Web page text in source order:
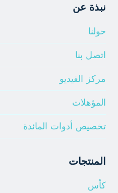
نبذة عن
حولنا
اتصل بنا
مركز الفيديو
المؤهلات
تخصيص أدوات المائدة
المنتجات
كأس